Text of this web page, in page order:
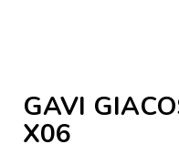
GAVI
X06